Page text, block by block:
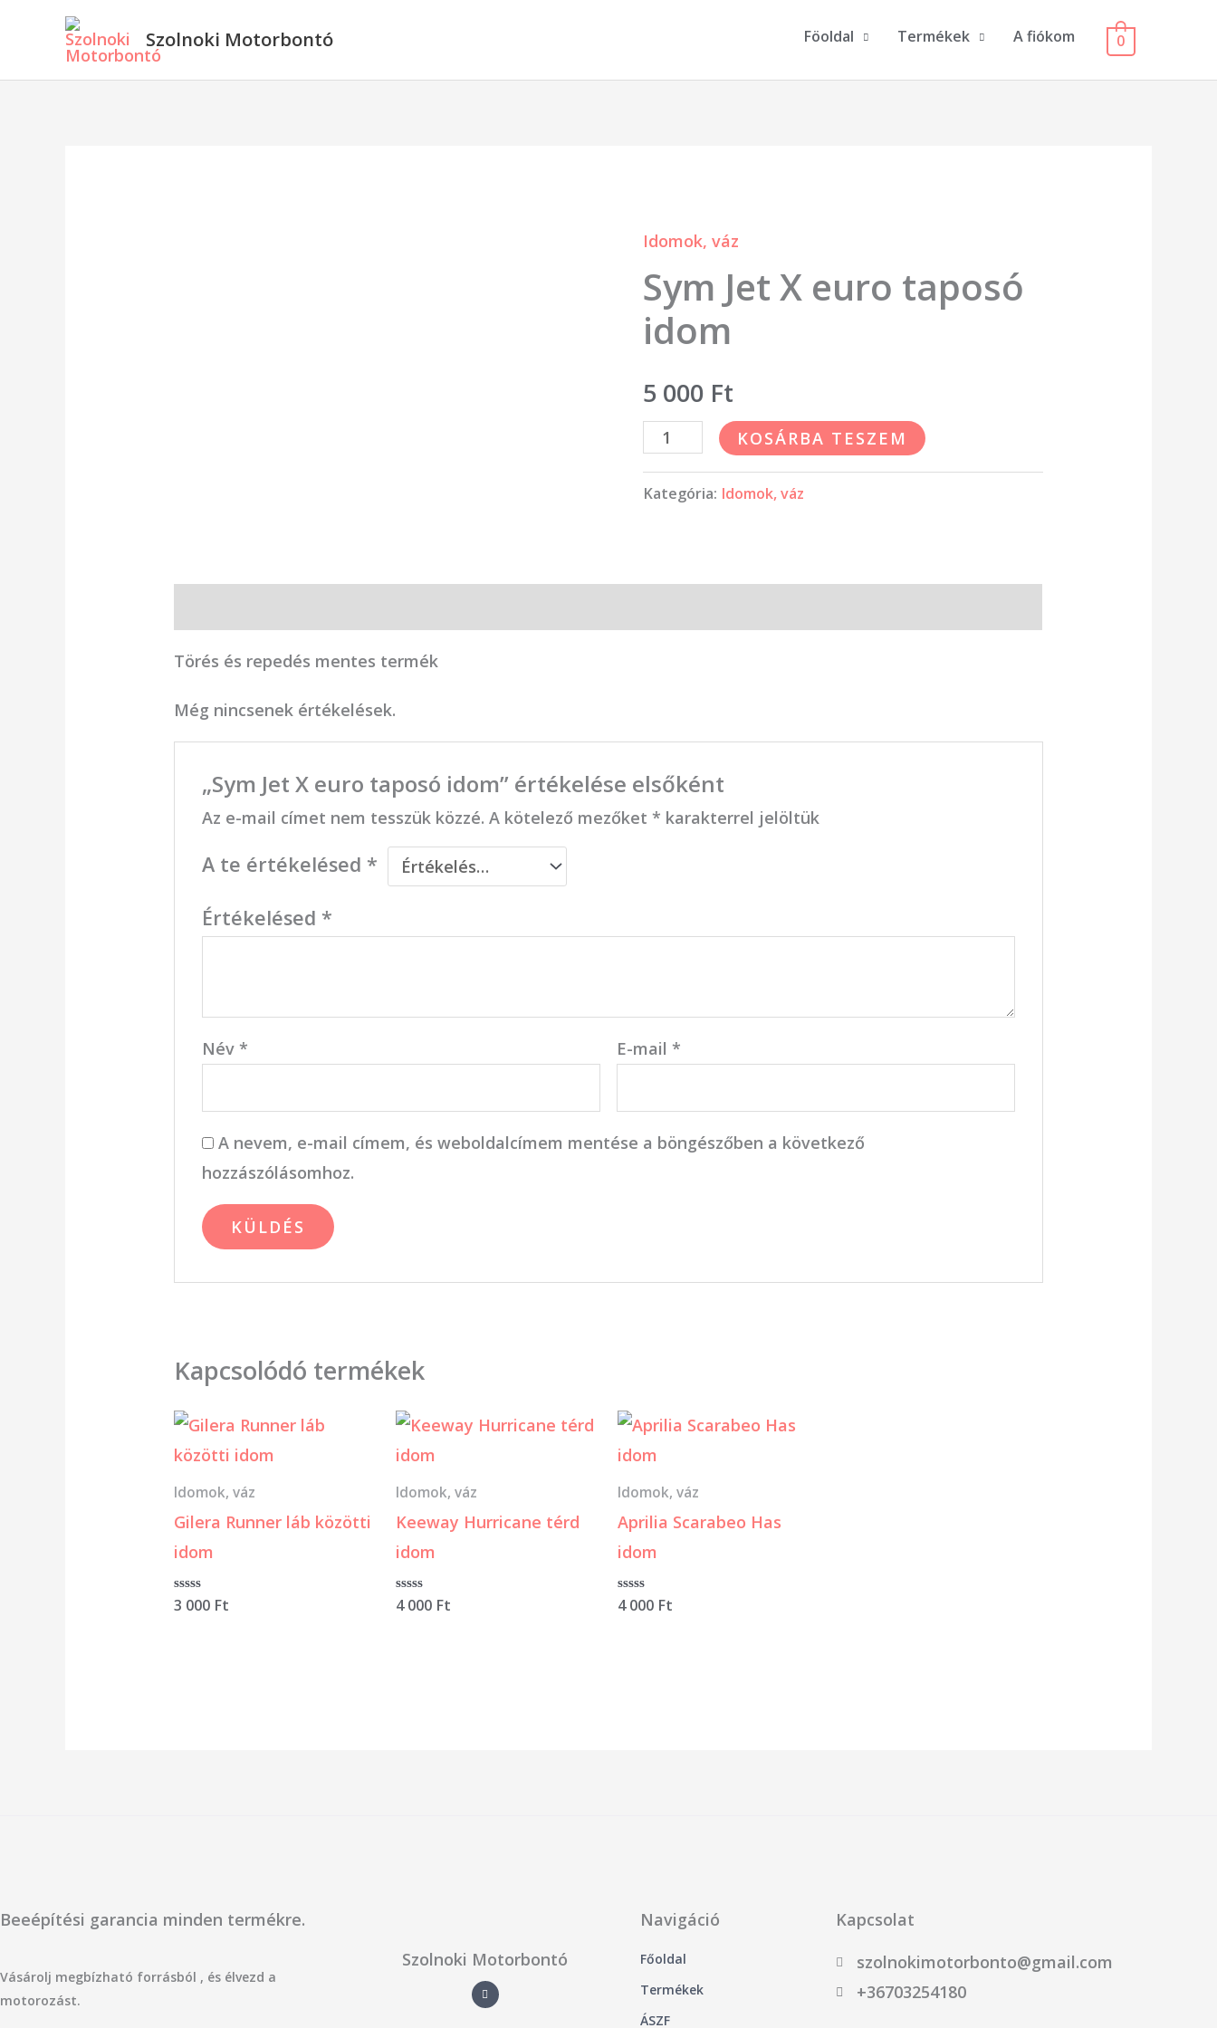
Szolnoki Motorbontó Föoldal Termékek A fiókom 0
Idomok, váz
Sym Jet X euro taposó
idom
5 000 Ft
Sym
Jet
X
euro
idom
mennyiség
KOSÁRBA TESZEM
Kategória: Idomok, váz
Törés és repedés mentes termék
Még nincsenek értékelések.
„Sym Jet X euro taposó idom” értékelése elsőként
Az e-mail címet nem tesszük közzé. A kötelező mezőket* karakterrel jelöltük
A te értékelésed *
Értékelésed *
Név* E-mail *
A nevem, e-mail címem, és weboldalcímem mentése a böngészőben a következő
hozzászólásomhoz.
Kapcsolódó termékek
Idomok, váz
Gilera Runner láb közötti
idom
Értékelés:
3 000 Ft
Idomok, váz
Keeway Hurricane térd
idom
Értékelés:
4 000 Ft
Idomok, váz
Aprilia Scarabeo Has
idom
Értékelés:
4 000 Ft
Beeépítési garancia minden termékre.
Vásárolj megbízható forrásból , és élvezd a
motorozást.
Szolnoki Motorbontó
F
a
c
Navigáció
Főoldal
Termékek
ÁSZF
Kapcsolat
szolnokimotorbonto@gmail.com
+36703254180